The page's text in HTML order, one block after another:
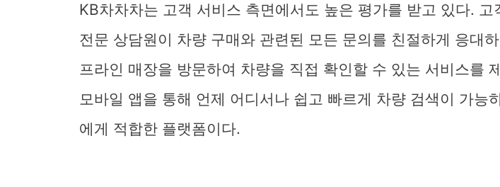
KB차차차는 고객 서비스 측면에서도 높은 평가를 받고 있다. 고
전문 상담원이 차량 구매와 관련된 모든 문의를 친절하게 응대
프라인 매장을 방문하여 차량을 직접 확인할 수 있는 서비스를
모바일 앱을 통해 언제 어디서나 쉽고 빠르게 차량 검색이 가능
에게 적합한 플랫폼이다.